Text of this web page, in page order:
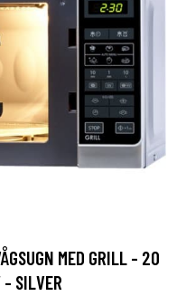
MED GRILL - 20
SILVER